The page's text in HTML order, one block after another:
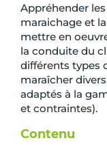
Appréhender
maraichage et
mettre en
la conduite du
différents types
maraîcher
adaptés à la
et contraintes).
Contenu